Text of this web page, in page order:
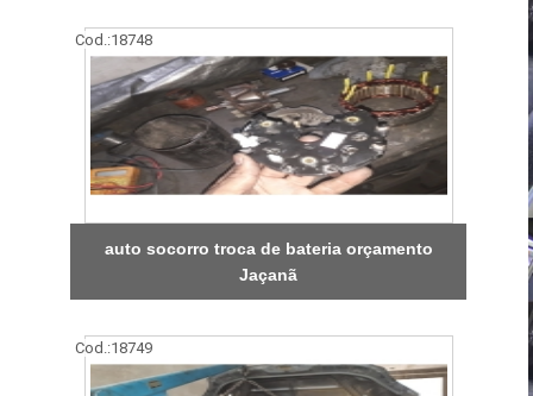
Cod.:18748
auto socorro troca de bateria orçamento
Jaçanã
Cod.:18749